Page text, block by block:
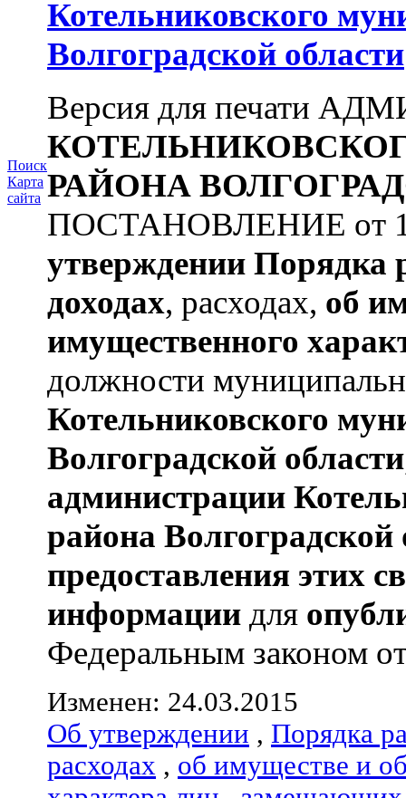
Поиск
Карта
сайта
Котельниковского
Волгоградской области
Версия для печати
РАЙОНА
ПОСТАНОВЛЕНИЕ от
утверждении Порядка
доходах, расходах, об
имущественного
должности
Котельниковского
Волгоградской области
администрации
района Волгоградской
предоставления этих
информации для
Федеральным законом
Изменен: 24.03.2015
Об утверждении , Порядка
расходах , об имуществе и